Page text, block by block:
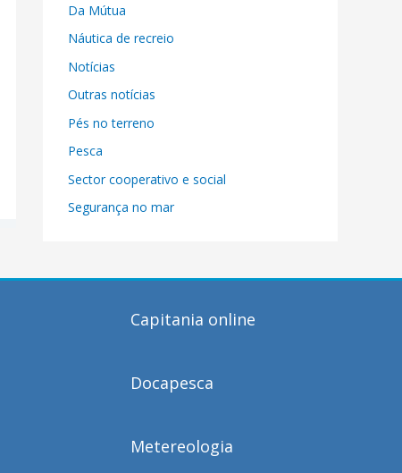
Da Mútua
Náutica de recreio
Notícias
Outras notícias
Pés no terreno
Pesca
Sector cooperativo e social
Segurança no mar
Capitania online
Docapesca
Metereologia